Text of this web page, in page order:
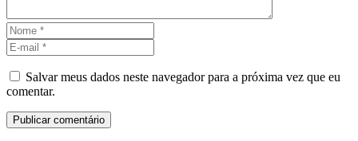
Salvar meus dados neste navegador para a próxima vez que eu
comentar.